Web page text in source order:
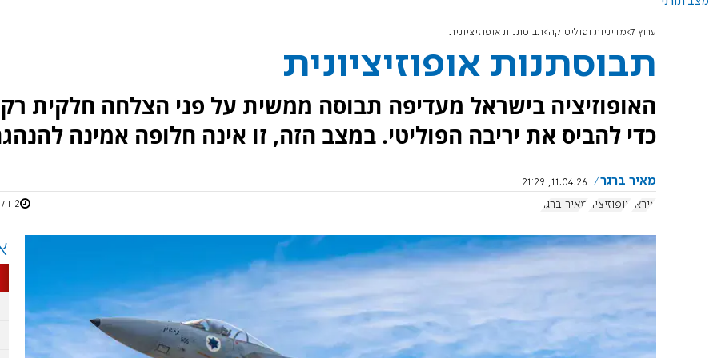
ערוץ 7 מדיניות ופוליטיקה תבוסתנות אופוזיציונית
תבוסתנות אופוזיציונית
האופוזיציה בישראל מעדיפה תבוסה ממשית על פני הצלחה חלקית רק
כדי להביס את יריבה הפוליטי. במצב הזה, זו אינה חלופה אמינה
מאיר ברגר
11.04.26, 21:29
איראן אופוזיציה מאיר ברגר 2 דקות